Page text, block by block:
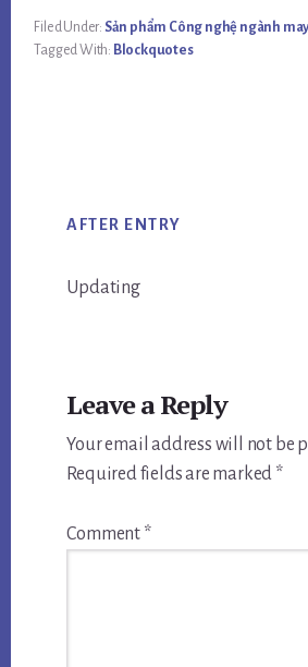
Filed Under: Sản phẩm Công nghệ ngành may
Tagged With: Blockquotes
AFTER ENTRY
Updating
Interactions
Leave a Reply
Your email address will not be
Required fields are marked *
Comment *